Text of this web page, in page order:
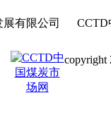
展有限公司
copyright